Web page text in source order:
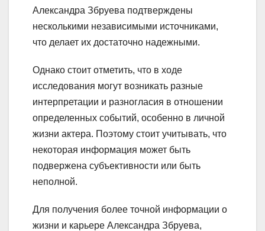
Александра Збруева подтверждены
несколькими независимыми источниками,
что делает их достаточно надежными.
Однако стоит отметить, что в ходе
исследования могут возникать разные
интерпретации и разногласия в отношении
определенных событий, особенно в личной
жизни актера. Поэтому стоит учитывать, что
некоторая информация может быть
подвержена субъективности или быть
неполной.
Для получения более точной информации о
жизни и карьере Александра Збруева,